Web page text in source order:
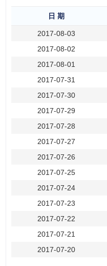
日 期
2017-08-03
2017-08-02
2017-08-01
2017-07-31
2017-07-30
2017-07-29
2017-07-28
2017-07-27
2017-07-26
2017-07-25
2017-07-24
2017-07-23
2017-07-22
2017-07-21
2017-07-20